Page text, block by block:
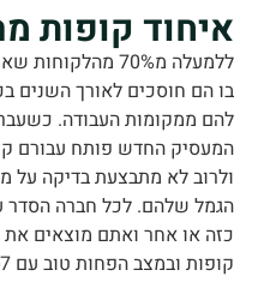
קופות מה
ללמעלה מ70% מהלקוחות
הם חוסכים לאורך השנים
ממקומות העבודה. כשעברו
החדש פותח עבורם קופת
לא מתבצעת בדיקה על מנת
שלהם. לכל חברה הסדר עם